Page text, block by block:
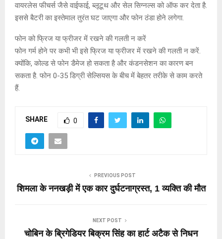
वायरलेस फीचर्स जैसे वाईफाई, ब्लूटूथ और सेल सिग्नल्स को ऑफ कर देता है.
इससे बैटरी का इस्तेमाल तुरंत घट जाएगा और फोन ठंडा होने लगेगा.
फोन को फ्रिज या फ्रीजर में रखने की गलती न करें
फोन गर्म होने पर कभी भी इसे फ्रिज या फ्रीजर में रखने की गलती न करें.
क्योंकि, कोल्ड से फोन डैमेज हो सकता है और कंडनसेशन का कारण बन
सकता है. फोन 0-35 डिग्री सेल्सियस के बीच में बेहतर तरीके से काम करते
हैं.
SHARE 0
PREVIOUS POST
शिमला के ननखड़ी में एक कार दुर्घटनाग्रस्त, 1 व्यक्ति की मौत
NEXT POST
चोबिन के ब्रिगेडियर बिक्रम सिंह का हार्ट अटैक से निधन